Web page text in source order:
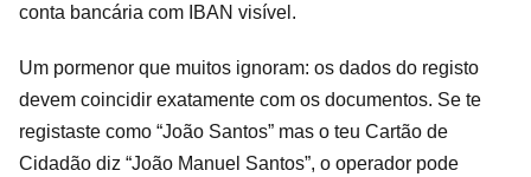
conta bancária com IBAN visível.
Um pormenor que muitos ignoram: os dados do registo
devem coincidir exatamente com os documentos. Se te
registaste como “João Santos” mas o teu Cartão de
Cidadão diz “João Manuel Santos”, o operador pode